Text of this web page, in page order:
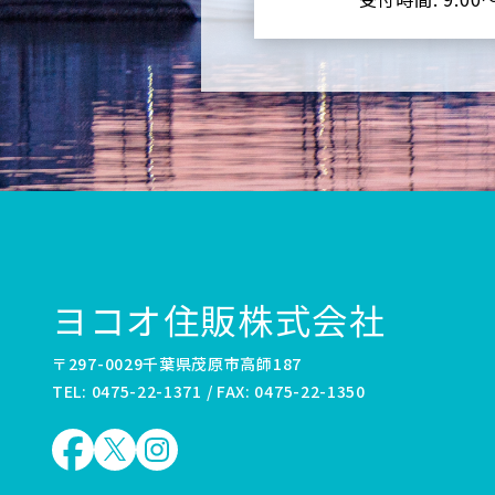
ヨコオ住販株式会社
〒297-0029千葉県茂原市高師187
TEL: 0475-22-1371 / FAX: 0475-22-1350